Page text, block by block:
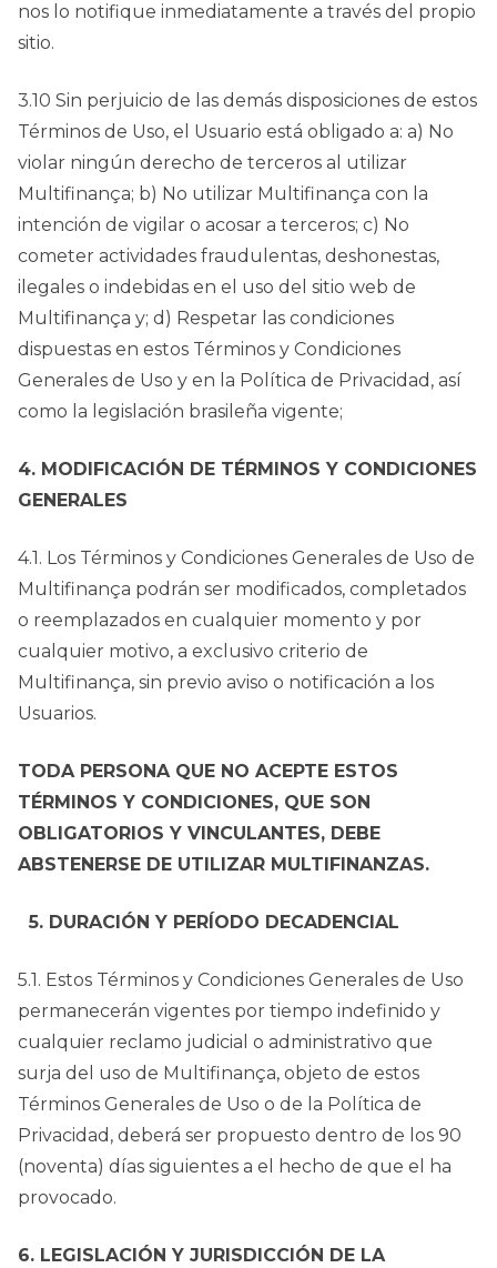
nos lo notifique inmediatamente a través del propio
sitio.
3.10 Sin perjuicio de las demás disposiciones de estos
Términos de Uso, el Usuario está obligado a: a) No
violar ningún derecho de terceros al utilizar
Multifinança; b) No utilizar Multifinança con la
intención de vigilar o acosar a terceros; c) No
cometer actividades fraudulentas, deshonestas,
ilegales o indebidas en el uso del sitio web de
Multifinança y; d) Respetar las condiciones
dispuestas en estos Términos y Condiciones
Generales de Uso y en la Política de Privacidad, así
como la legislación brasileña vigente;
4. MODIFICACIÓN DE TÉRMINOS Y CONDICIONES
GENERALES
4.1. Los Términos y Condiciones Generales de Uso de
Multifinança podrán ser modificados, completados
o reemplazados en cualquier momento y por
cualquier motivo, a exclusivo criterio de
Multifinança, sin previo aviso o notificación a los
Usuarios.
TODA PERSONA QUE NO ACEPTE ESTOS
TÉRMINOS Y CONDICIONES, QUE SON
OBLIGATORIOS Y VINCULANTES, DEBE
ABSTENERSE DE UTILIZAR MULTIFINANZAS.
5. DURACIÓN Y PERÍODO DECADENCIAL
5.1. Estos Términos y Condiciones Generales de Uso
permanecerán vigentes por tiempo indefinido y
cualquier reclamo judicial o administrativo que
surja del uso de Multifinança, objeto de estos
Términos Generales de Uso o de la Política de
Privacidad, deberá ser propuesto dentro de los 90
(noventa) días siguientes a el hecho de que el ha
provocado.
6. LEGISLACIÓN Y JURISDICCIÓN DE LA